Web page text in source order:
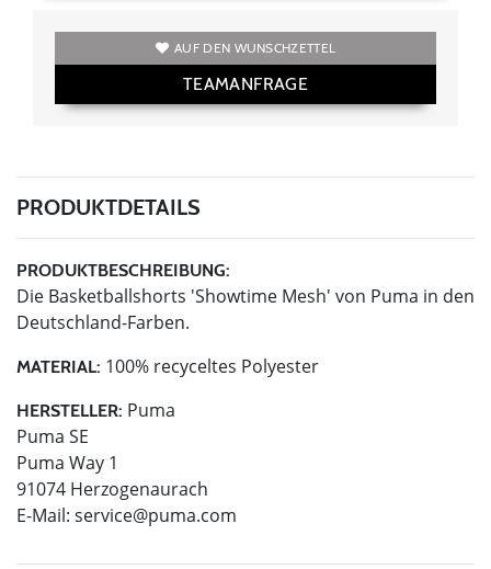
AUF DEN WUNSCHZETTEL
TEAMANFRAGE
PRODUKTDETAILS
PRODUKTBESCHREIBUNG:
Die Basketballshorts 'Showtime Mesh' von Puma in den
Deutschland-Farben.
MATERIAL: 100% recyceltes Polyester
HERSTELLER: Puma
Puma SE
Puma Way 1
91074 Herzogenaurach
E-Mail: service@puma.com